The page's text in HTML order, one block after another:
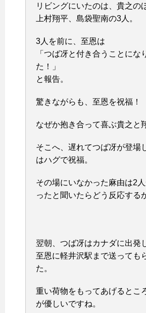
リビングにいたのは、貴之の
上村翔平、島袋聖南の3人。
3人を前に、至恩は
「つば冴と付き合うことにな
た！」
と報告。
驚きながらも、至恩を祝福！
なぜか抱き合って喜ぶ貴之と
そこへ、遅れてつば冴が登場
はハグで祝福。
その場にいなかった麻由は2
ったと聞いたらどう反応する
翌朝、つば冴はカナダに出発
至恩に軽井沢駅まで送っても
た。
重い荷物をもってあげるとこ
が優しいですね。